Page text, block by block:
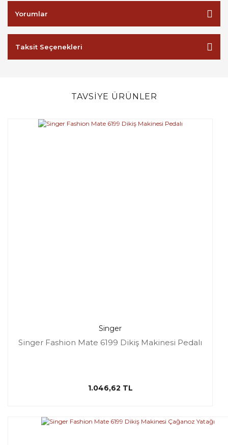
Yorumlar
Taksit Seçenekleri
TAVSİYE ÜRÜNLER
Singer
Singer Fashion Mate 6199 Dikiş Makinesi Pedalı
1.046,62 TL